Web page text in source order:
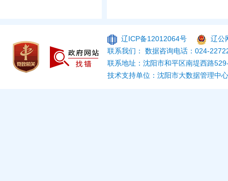
辽ICP备12012064号
辽公
联系我们： 数据咨询电话：024-
联系地址：沈阳市和平区南堤西路
技术支持单位：沈阳市大数据管理中